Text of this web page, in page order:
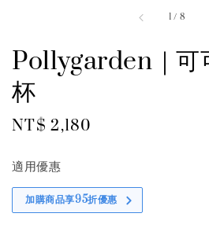
1 / 8
Pollygarden｜可
杯
Regular
NT$ 2,180
適用優惠
加購商品享95折優惠